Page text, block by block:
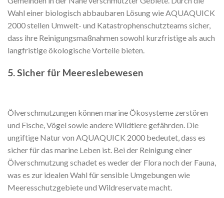
Wahl einer biologisch abbaubaren Lösung wie AQUAQUICK
2000 stellen Umwelt- und Katastrophenschutzteams sicher,
dass ihre Reinigungsmaßnahmen sowohl kurzfristige als auch
langfristige ökologische Vorteile bieten.
5. Sicher für Meereslebewesen
Ölverschmutzungen können marine Ökosysteme zerstören
und Fische, Vögel sowie andere Wildtiere gefährden. Die
ungiftige Natur von AQUAQUICK 2000 bedeutet, dass es
sicher für das marine Leben ist. Bei der Reinigung einer
Ölverschmutzung schadet es weder der Flora noch der Fauna,
was es zur idealen Wahl für sensible Umgebungen wie
Meeresschutzgebiete und Wildreservate macht.